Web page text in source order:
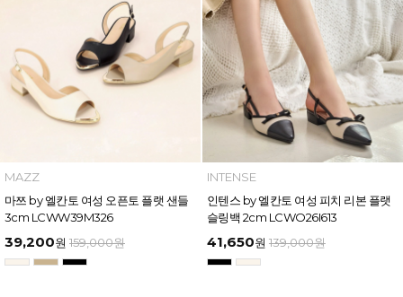
MAZZ
마쯔 by 엘칸토 여성 오픈토 플랫 샌들
3cm LCWW39M326
39,200원 159,000원
INTENSE
인텐스 by 엘칸토 여성 피치 리본 플랫
슬링백 2cm LCWO26I613
41,650원 139,000원